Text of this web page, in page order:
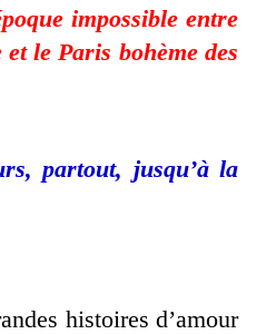
impossible entre
le Paris bohème des
partout, jusqu’à la
histoires d’amour